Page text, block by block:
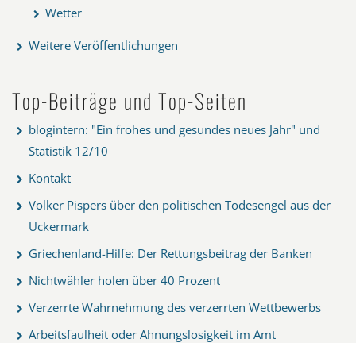
Wetter
Weitere Veröffentlichungen
Top-Beiträge und Top-Seiten
blogintern: "Ein frohes und gesundes neues Jahr" und
Statistik 12/10
Kontakt
Volker Pispers über den politischen Todesengel aus der
Uckermark
Griechenland-Hilfe: Der Rettungsbeitrag der Banken
Nichtwähler holen über 40 Prozent
Verzerrte Wahrnehmung des verzerrten Wettbewerbs
Arbeitsfaulheit oder Ahnungslosigkeit im Amt